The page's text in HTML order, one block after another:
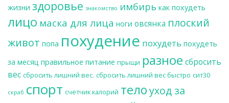
жизни здоровье знакомство имбирь как похудеть
лицо маска для лица ноги овсянка плоский
живот попа похудение похудеть похудеть
за месяц правильное питание прыщи разное сбросить
вес сбросить лишний вес. сбросить лишний вес быстро сит30
скраб спорт счетчик калорий телоуход за